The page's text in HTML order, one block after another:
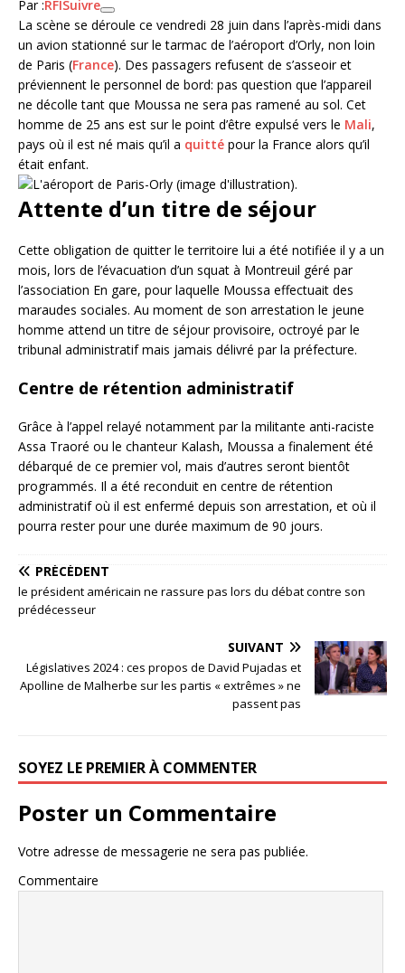
Par :RFISuivre
La scène se déroule ce vendredi 28 juin dans l’après-midi dans
un avion stationné sur le tarmac de l’aéroport d’Orly, non loin
de Paris (France). Des passagers refusent de s’asseoir et
préviennent le personnel de bord: pas question que l’appareil
ne décolle tant que Moussa ne sera pas ramené au sol. Cet
homme de 25 ans est sur le point d’être expulsé vers le Mali,
pays où il est né mais qu’il a quitté pour la France alors qu’il
était enfant.
Attente d’un titre de séjour
Cette obligation de quitter le territoire lui a été notifiée il y a un
mois, lors de l’évacuation d’un squat à Montreuil géré par
l’association En gare, pour laquelle Moussa effectuait des
maraudes sociales. Au moment de son arrestation le jeune
homme attend un titre de séjour provisoire, octroyé par le
tribunal administratif mais jamais délivré par la préfecture.
Centre de rétention administratif
Grâce à l’appel relayé notamment par la militante anti-raciste
Assa Traoré ou le chanteur Kalash, Moussa a finalement été
débarqué de ce premier vol, mais d’autres seront bientôt
programmés. Il a été reconduit en centre de rétention
administratif où il est enfermé depuis son arrestation, et où il
pourra rester pour une durée maximum de 90 jours.
PRÉCÉDENT
le président américain ne rassure pas lors du débat contre son
prédécesseur
SUIVANT
Législatives 2024 : ces propos de David Pujadas et
Apolline de Malherbe sur les partis « extrêmes » ne
passent pas
SOYEZ LE PREMIER À COMMENTER
Poster un Commentaire
Votre adresse de messagerie ne sera pas publiée.
Commentaire